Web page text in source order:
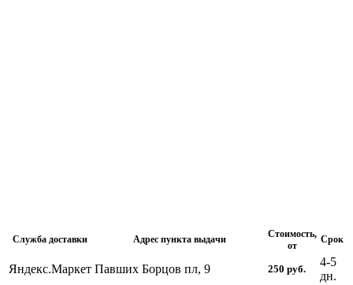
Служба доставки Адрес пункта выдачи
Стоимость,
от
Срок
Яндекс.Маркет Павших Борцов пл, 9 250 руб.
4-5
дн.